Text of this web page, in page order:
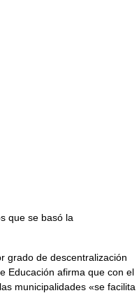
que se basó la
grado de descentralización
Educación afirma que con el
municipalidades «se facilita